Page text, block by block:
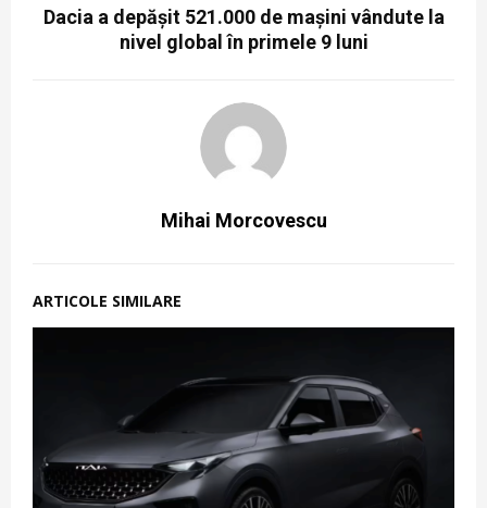
Dacia a depășit 521.000 de mașini vândute la
nivel global în primele 9 luni
Mihai Morcovescu
ARTICOLE SIMILARE